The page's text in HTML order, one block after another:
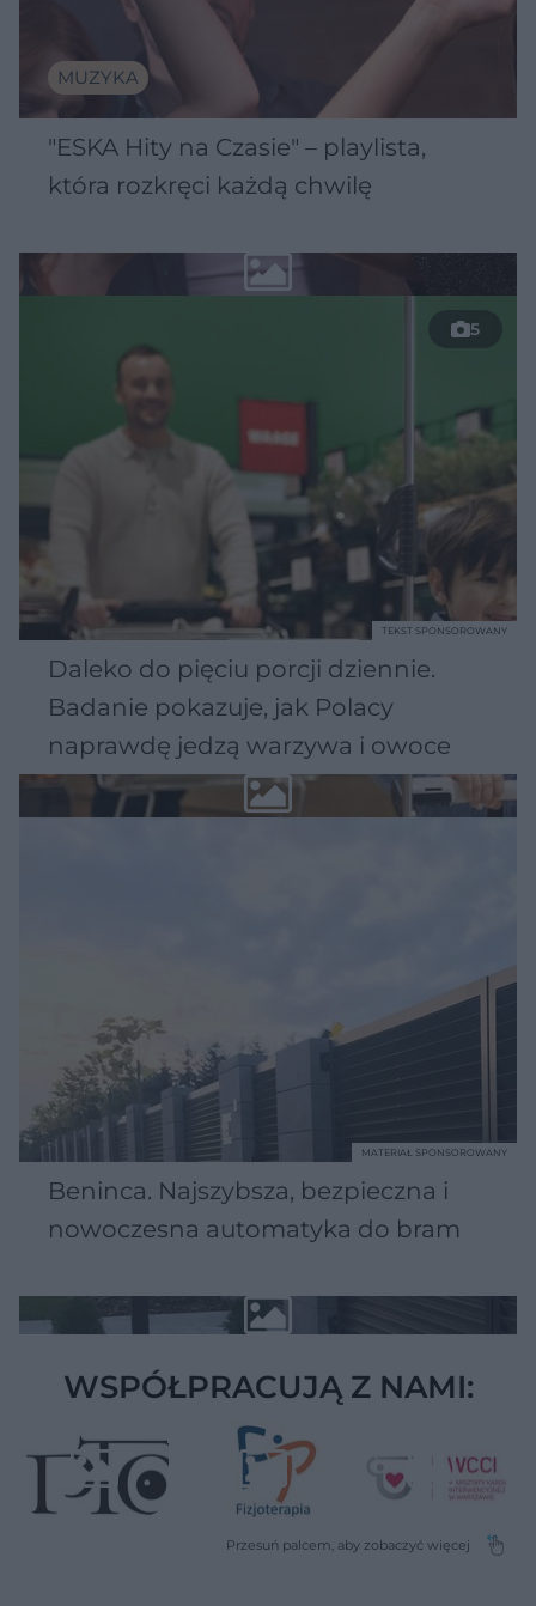
MUZYKA
"ESKA Hity na Czasie" – playlista,
która rozkręci każdą chwilę
5
Daleko do pięciu porcji dziennie.
Badanie pokazuje, jak Polacy
naprawdę jedzą warzywa i owoce
TEKST SPONSOROWANY
Beninca. Najszybsza, bezpieczna i
nowoczesna automatyka do bram
MATERIAŁ SPONSOROWANY
WSPÓŁPRACUJĄ Z NAMI: